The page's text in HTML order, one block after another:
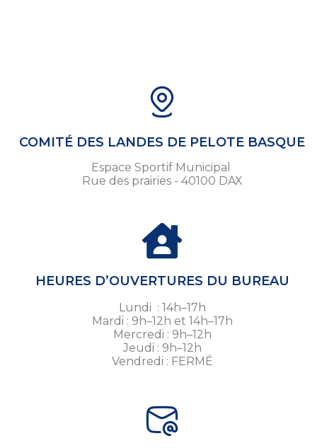
COMITÉ DES LANDES DE PELOTE BASQUE
Espace Sportif Municipal
Rue des prairies - 40100 DAX
HEURES D’OUVERTURES DU BUREAU
Lundi : 14h–17h
Mardi : 9h–12h et 14h–17h
Mercredi : 9h–12h
Jeudi : 9h–12h
Vendredi : FERMÉ